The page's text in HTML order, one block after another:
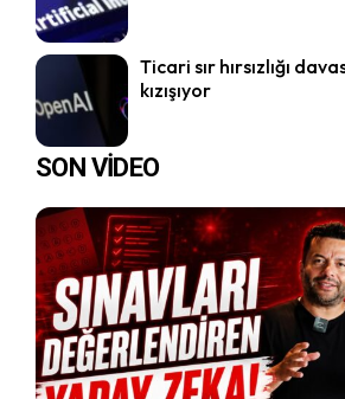
Ticari sır hırsızlığı
kızışıyor
SON VİDEO